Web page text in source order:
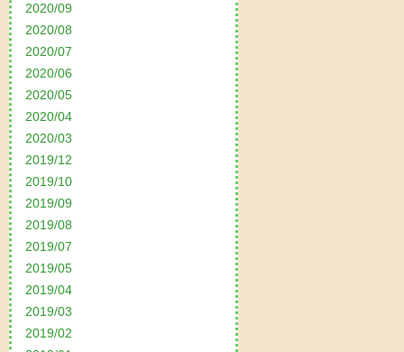
2020/09
2020/08
2020/07
2020/06
2020/05
2020/04
2020/03
2019/12
2019/10
2019/09
2019/08
2019/07
2019/05
2019/04
2019/03
2019/02